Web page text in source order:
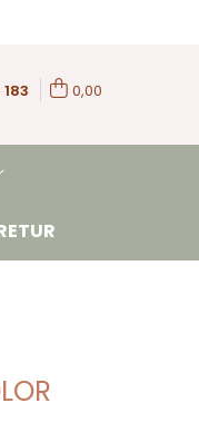
0,00